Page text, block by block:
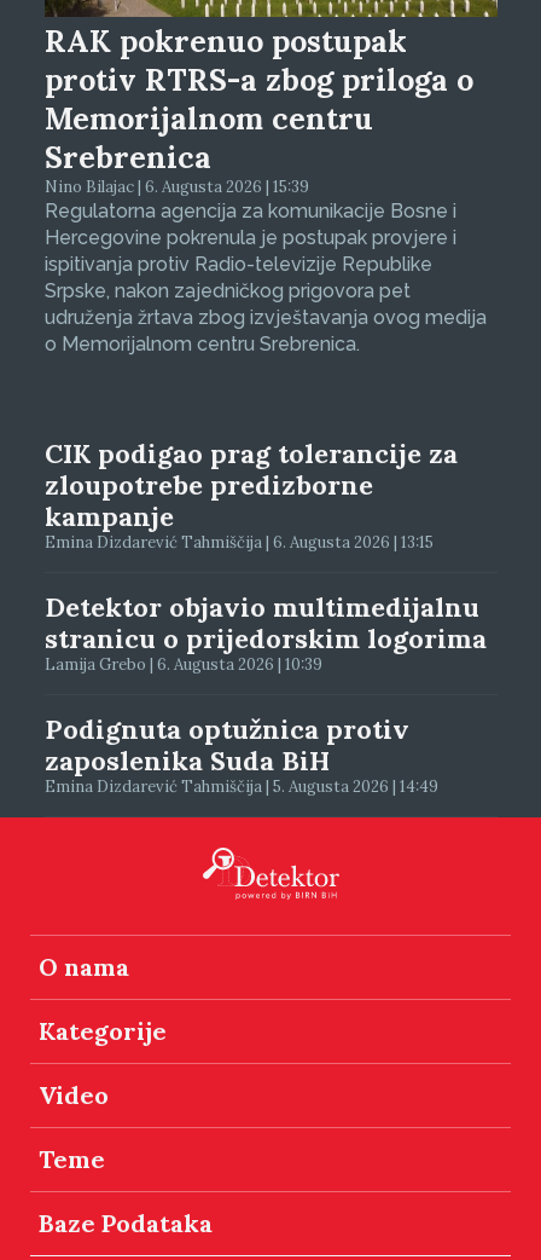
RAK pokrenuo postupak
protiv RTRS-a zbog priloga o
Memorijalnom centru
Srebrenica
Nino Bilajac | 6. Augusta 2026 | 15:39
Regulatorna agencija za komunikacije Bosne i
Hercegovine pokrenula je postupak provjere i
ispitivanja protiv Radio-televizije Republike
Srpske, nakon zajedničkog prigovora pet
udruženja žrtava zbog izvještavanja ovog medija
o Memorijalnom centru Srebrenica.
CIK podigao prag tolerancije za
zloupotrebe predizborne
kampanje
Emina Dizdarević Tahmiščija | 6. Augusta 2026 | 13:15
Detektor objavio multimedijalnu
stranicu o prijedorskim logorima
Lamija Grebo | 6. Augusta 2026 | 10:39
Podignuta optužnica protiv
zaposlenika Suda BiH
Emina Dizdarević Tahmiščija | 5. Augusta 2026 | 14:49
O nama
Kategorije
Video
Teme
Baze Podataka